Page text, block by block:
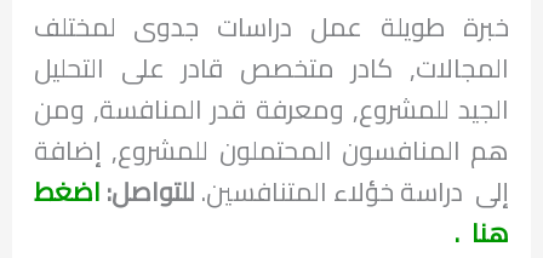
خبرة طويلة عمل دراسات جدوى لمختلف
المجالات, كادر متخصص قادر على التحليل
الجيد للمشروع, ومعرفة قدر المنافسة, ومن
هم المنافسون المحتملون للمشروع, إضافة
إلى دراسة خؤلاء المتنافسين.للتواصل:اضغط
هنا .